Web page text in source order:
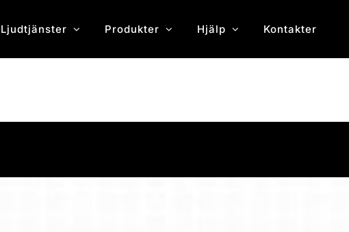
Ljudtjänster Produkter Hjälp Kontakter